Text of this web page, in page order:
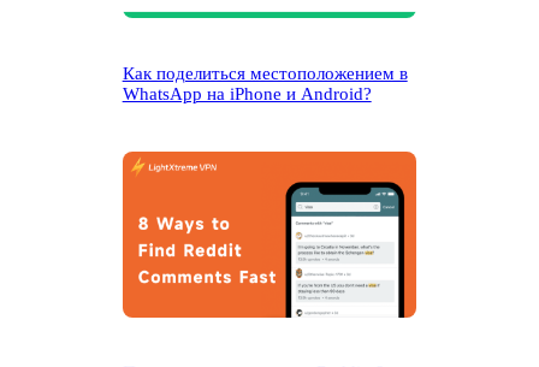
Как поделиться местоположением в
WhatsApp на iPhone и Android?